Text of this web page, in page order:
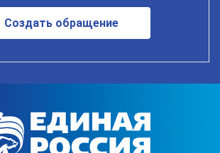
Создать обращение